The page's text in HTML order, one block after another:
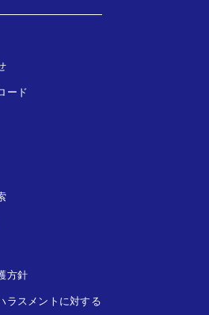
ード
方針
ラスメントに対する